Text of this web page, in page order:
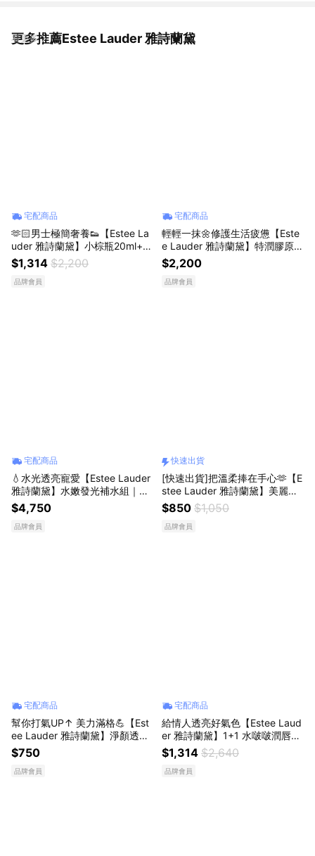
更多推薦Estee Lauder 雅詩蘭黛
看更多
宅配商品
🫶🏻男士極簡奢養👟【Estee La
uder 雅詩蘭黛】小棕瓶20ml+男
士化妝包 送男友 生日禮物推薦
$1,314 $2,200
品牌會員
宅配商品
輕輕一抹🌼修護生活疲憊【Este
e Lauder 雅詩蘭黛】特潤膠原日
夜體驗組(小棕瓶20ml+膠原霜15
ml+藍霜7ml)
$2,200
品牌會員
宅配商品
💧水光透亮寵愛【Estee Lauder
雅詩蘭黛】水嫩發光補水組｜原
生露400ml 化妝水
$4,750
品牌會員
快速出貨
[快速出貨]把溫柔捧在手心🫶【E
stee Lauder 雅詩蘭黛】美麗香
水系列-香氛護手霜30ml🌺
$850 $1,050
品牌會員
宅配商品
幫你打氣UP↑ 美力滿格💪【Est
ee Lauder 雅詩蘭黛】淨顏透亮
保養組(潔顏蜜15ml+原生露15ml
+膠原藍霜7ml)｜生日禮物
$750
品牌會員
宅配商品
給情人透亮好氣色【Estee Laud
er 雅詩蘭黛】1+1 水啵啵潤唇小
棕心意禮盒 💗| 潤唇膏 生日禮物
IU同款 唇膏 情人節禮物
$1,314 $2,640
品牌會員